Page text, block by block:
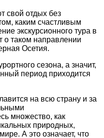
свой отдых без
каким счастливым
экскурсионного тура в
о таком направлении
Осетия.
сезона, а значит,
период приходится
на всю страну и за
множество, как
природных,
А это означает, что